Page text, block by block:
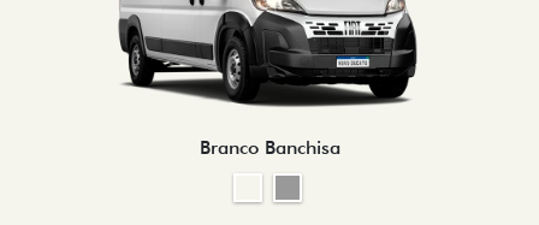
Branco Banchisa